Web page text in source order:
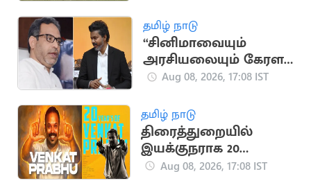
வீரர்கள்
தமிழ் நாடு
“சினிமாவையும்
அரசியலையும் கேரள
மக்கள் பிரித்துப் பார்க்க
Aug 08, 2026, 17:08 IST
தமிழ் நாடு
திரைத்துறையில்
இயக்குநராக 20
ஆண்டுகள் நிறைவு..
Aug 08, 2026, 17:08 IST